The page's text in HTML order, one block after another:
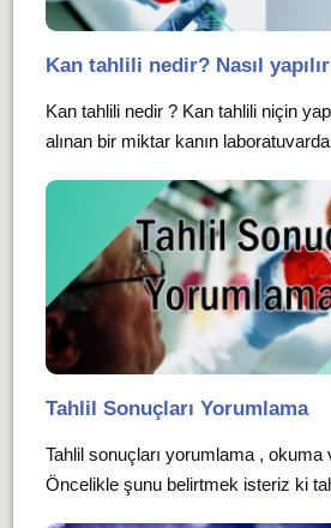
Kan tahlili nedir? Nasıl
Kan tahlili nedir ? Kan tahlili niçin
alınan bir miktar kanın
Tahlil Sonuçları Yorumlama
Tahlil sonuçları yorumlama , okuma
Öncelikle şunu belirtmek isteriz ki